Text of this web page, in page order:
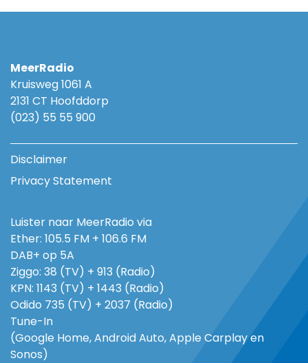
MeerRadio
Kruisweg 1061 A
2131 CT Hoofddorp
(023) 55 55 900
Disclaimer
Privacy Statement
Luister naar MeerRadio via
Ether: 105.5 FM + 106.6 FM
DAB+ op 5A
Ziggo: 38 (TV) + 913 (Radio)
KPN: 1143 (TV) + 1443 (Radio)
Odido 735 (TV) + 2037 (Radio)
Tune-In
(Google Home, Android Auto, Apple Carplay en
Sonos)